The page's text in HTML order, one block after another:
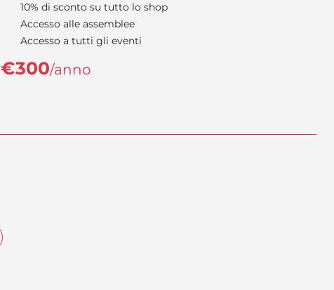
10% di sconto su tutto lo shop
Accesso alle assemblee
Accesso a tutti gli eventi
€300/anno